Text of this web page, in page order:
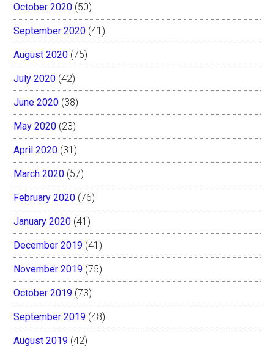
October 2020 (50)
September 2020 (41)
August 2020 (75)
July 2020 (42)
June 2020 (38)
May 2020 (23)
April 2020 (31)
March 2020 (57)
February 2020 (76)
January 2020 (41)
December 2019 (41)
November 2019 (75)
October 2019 (73)
September 2019 (48)
August 2019 (42)